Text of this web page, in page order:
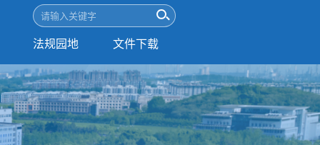
法规园地 文件下载